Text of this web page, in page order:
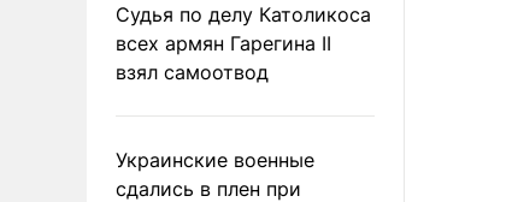
Судья по делу Католикоса
всех армян Гарегина II
взял самоотвод
Украинские военные
сдались в плен при